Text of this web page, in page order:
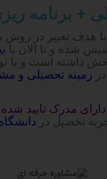
+ برنامه
با هدف تغییر در روش
شده و تا الان با
بخش داشته است و با
زمینه تحصیلی و
دارای مدرک تایید
تحصیل در